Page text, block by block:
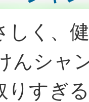
しく、
んシャ
りすぎ